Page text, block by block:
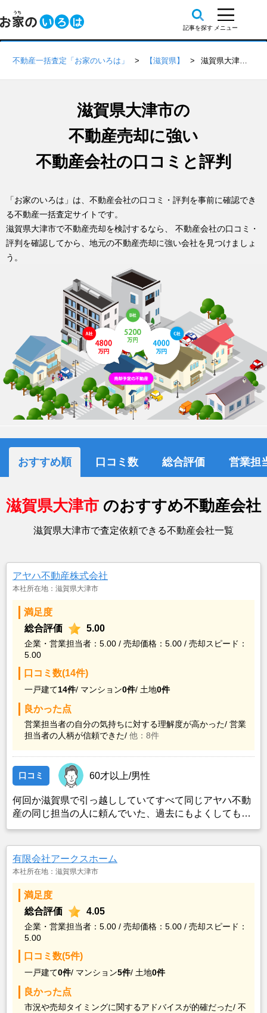
不動産一括査定「お家のいろは」 【滋賀県】 滋賀県大津市の不動産会社 口コミ・評判一覧
滋賀県大津市の
不動産売却に強い
不動産会社の口コミと評判
「お家のいろは」は、不動産会社の口コミ・評判を事前に確認でき
る不動産一括査定サイトです。
滋賀県大津市で不動産売却を検討するなら、 不動産会社の口コミ・
評判を確認してから、地元の不動産売却に強い会社を見つけましょ
う。
おすすめ順 口コミ数 総合評価 営業担
滋賀県大津市 のおすすめ不動産会社
滋賀県大津市で査定依頼できる不動産会社一覧
アヤハ不動産株式会社
本社所在地：滋賀県大津市
満足度
総合評価
5.00
企業・営業担当者：5.00 / 売却価格：5.00 / 売却スピード：
5.00
口コミ数(14件)
一戸建て14件/ マンション0件/ 土地0件
良かった点
営業担当者の自分の気持ちに対する理解度が高かった/ 営業
担当者の人柄が信頼できた/ 他：8件
口コミ 60才以上/男性
何回か滋賀県で引っ越ししていてすべて同じアヤハ不動
産の同じ担当の人に頼んでいた、過去にもよくしてもら
いるところの担当ではなかったがみずから志願してくれ
て売却から購入まで一生懸命やってくれた
有限会社アークスホーム
本社所在地：滋賀県大津市
満足度
総合評価
4.05
企業・営業担当者：5.00 / 売却価格：5.00 / 売却スピード：
5.00
口コミ数(5件)
一戸建て0件/ マンション5件/ 土地0件
良かった点
市況や売却タイミングに関するアドバイスが的確だった/ 不